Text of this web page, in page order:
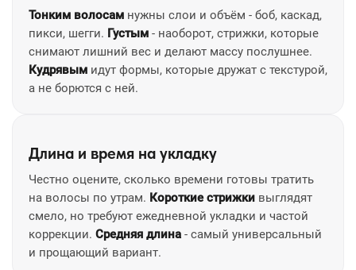
Тонким волосам нужны слои и объём - боб, каскад,
пикси, шегги. Густым - наоборот, стрижки, которые
снимают лишний вес и делают массу послушнее.
Кудрявым идут формы, которые дружат с текстурой,
а не борются с ней.
Длина и время на укладку
Честно оцените, сколько времени готовы тратить
на волосы по утрам. Короткие стрижки выглядят
смело, но требуют ежедневной укладки и частой
коррекции. Средняя длина - самый универсальный
и прощающий вариант.